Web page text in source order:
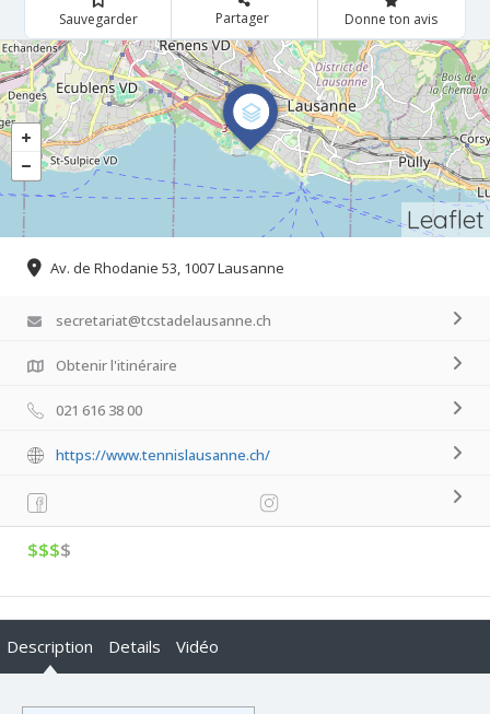
Sauvegarder Partager Donne ton avis
Leaflet
Av. de Rhodanie 53, 1007 Lausanne
secretariat@tcstadelausanne.ch
Obtenir l'itinéraire
021 616 38 00
https://www.tennislausanne.ch/
$$$$
Description Details Vidéo